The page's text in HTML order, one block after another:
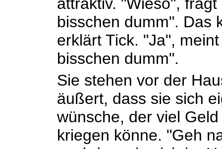
bisschen dumm". Das
erklärt Tick. "Ja",
bisschen dumm".
Sie stehen vor der
äußert, dass sie sich
wünsche, der viel
kriegen könne. "Geh